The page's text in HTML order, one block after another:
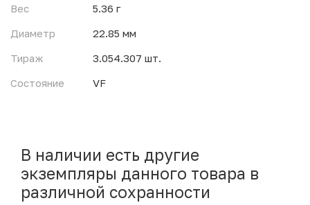
Вес
5.36 г
Диаметр
22.85 мм
Тираж
3.054.307 шт.
Состояние
VF
В наличии есть другие
экземпляры данного товара в
различной сохранности